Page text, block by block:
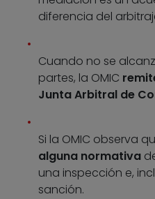
diferencia del
Cuando no se
partes, la OMIC
Junta Arbitral de
Si la OMIC observa
alguna normativa
una inspección e,
sanción.